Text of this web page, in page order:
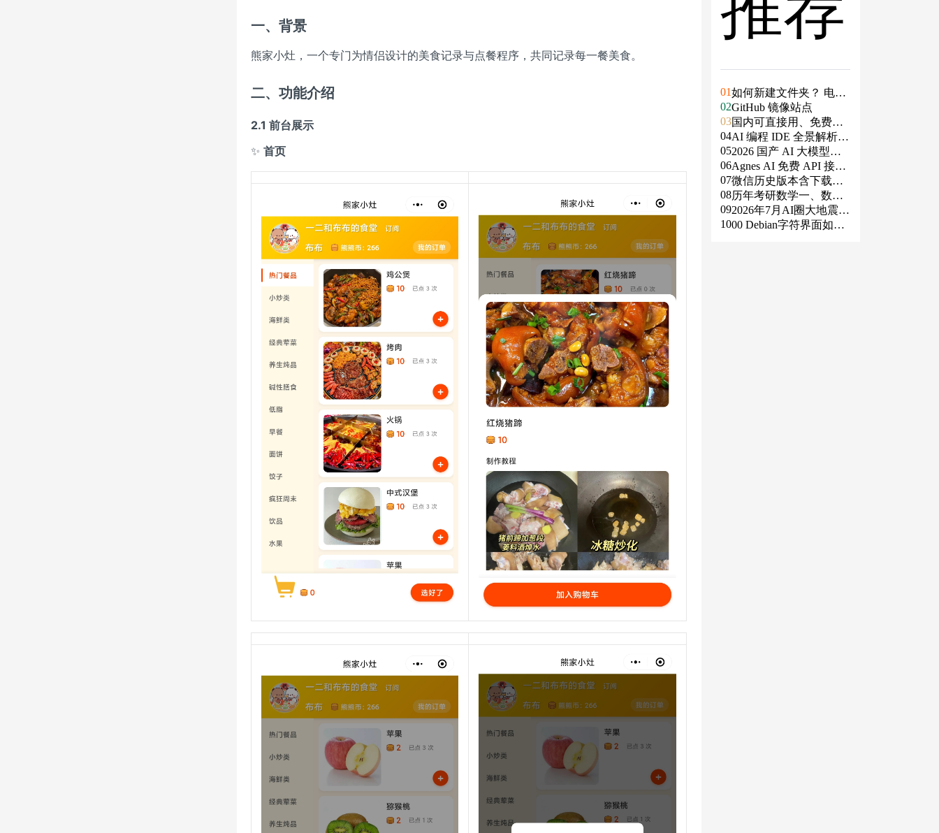
一、背景
熊家小灶，一个专门为情侣设计的美食记录与点餐程序，共同记录每一餐美食。
二、功能介绍
2.1 前台展示
✨首页
01如何新建文件夹？ 电脑
新建文件夹的4种方法
02GitHub 镜像站点
03国内可直接用、免费额
度/永久免费的大模型AP
I清单（含 SiliconFlow、
火山、阿里、智谱、百
度、Kimi、DeepSeek、
DMXAPI 等）
04AI 编程 IDE 全景解析 2
026：Agent 全面接管开
发链路
052026 国产 AI 大模型横
评：DeepSeek、通义千
问、Kimi、文心一言、
星火、豆包谁更能打？
06Agnes AI 免费 API 接入
指南：文本、生图、生
视频，一套接口全免费
07微信历史版本含下载地
址（ Windows PC | 安卓
| MAC ）及设置微信不
更新
08历年考研数学一、数学
二、数学三真题试卷及
答案PDF
092026年7月AI圈大地震：
GPT-5.6被政府限制、Cl
1000 Debian字符界面如何